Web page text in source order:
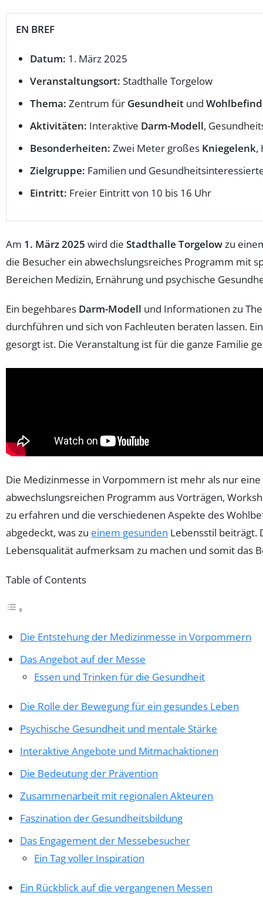
EN BREF
Datum: 1. März 2025
Veranstaltungsort: Stadthalle Torgelow
Thema: Zentrum für Gesundheit und
Aktivitäten: Interaktive Darm-Modell,
Besonderheiten: Zwei Meter großes Kniegelenk,
Zielgruppe: Familien und
Eintritt: Freier Eintritt von 10 bis 16 Uhr
Am 1. März 2025 wird die Stadthalle Torgelowzu
die Besucher ein abwechslungsreiches Programm mit
Bereichen Medizin, Ernährung und psychische
Ein begehbares Darm-Modell und Informationen zu
durchführen und sich von Fachleuten beraten lassen.
gesorgt ist. Die Veranstaltung ist für die ganze Familie
Die Medizinmesse in Vorpommern ist mehr als nur eine
abwechslungsreichen Programm aus Vorträgen,
zu erfahren und die verschiedenen Aspekte des
abgedeckt, was zu einem gesunden Lebensstil beiträgt.
Lebensqualität aufmerksam zu machen und somit das
Table of Contents
Die Entstehung der Medizinmesse in Vorpommern
Das Angebot auf der Messe
Essen und Trinken für die Gesundheit
Die Rolle der Bewegung für ein gesundes Leben
Psychische Gesundheit und mentale Stärke
Interaktive Angebote und Mitmachaktionen
Die Bedeutung der Prävention
Zusammenarbeit mit regionalen Akteuren
Faszination der Gesundheitsbildung
Das Engagement der Messebesucher
Ein Tag voller Inspiration
Ein Rückblick auf die vergangenen Messen